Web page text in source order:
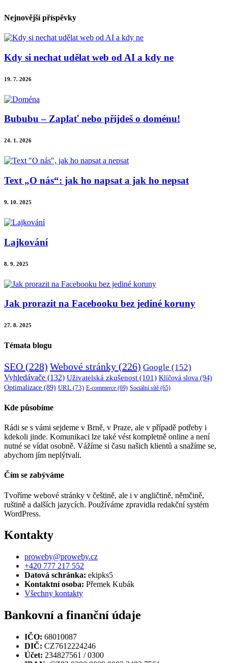
Nejnovější příspěvky
Kdy si nechat udělat web od AI a kdy ne
19. 7. 2026
Bububu – Zaplať nebo přijdeš o doménu!
24. 1. 2026
Text „O nás“: jak ho napsat a jak ho nepsat
9. 10. 2025
Lajkování
8. 9. 2025
Jak prorazit na Facebooku bez jediné koruny
27. 8. 2025
Témata blogu
SEO (228) Webové stránky (226) Google (152)
Vyhledávače (132) Uživatelská zkušenost (101) Klíčová slova (94)
Optimalizace (89) URL (73) E-commerce (69) Sociální sítě (65)
Kde působíme
Rádi se s vámi sejdeme v Brně, v Praze, ale v případě potřeby i
kdekoli jinde. Komunikaci lze také vést kompletně online a není
nutné se vídat osobně. Vážíme si času našich klientů a snažíme se,
abychom jím neplýtvali.
Čím se zabýváme
Tvoříme webové stránky v češtině, ale i v angličtině, němčině,
ruštině a dalších jazycích. Používáme zpravidla redakční systém
WordPress.
Kontakty
proweby@proweby.cz
+420 777 217 552
Datová schránka: ekipks5
Kontaktní osoba: Přemek Kubák
Všechny kontakty
Bankovní a finanční údaje
IČO: 68010087
DIČ: CZ7612224246
Účet: 234827561 / 0300